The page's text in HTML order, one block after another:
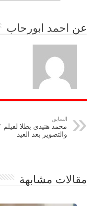
عن احمد ابورحاب
السابق
محمد هنيدي بطلا لفيلم
والتصوير بعد العيد
مقالات مشابهة